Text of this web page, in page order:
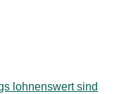
lohnenswert sind